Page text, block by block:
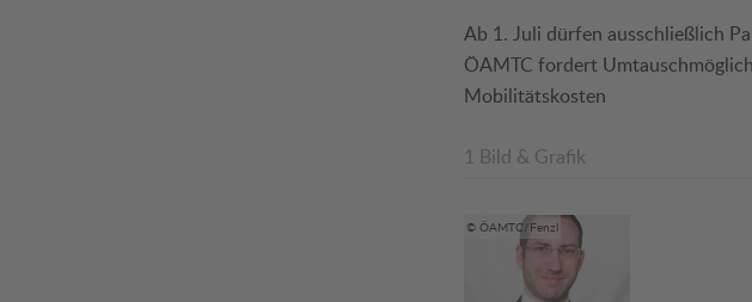
Ab 1. Juli dürfen ausschließlich
ÖAMTC fordert
Mobilitätskosten
1 Bild & Grafik
© ÖAMTC/Fenzl